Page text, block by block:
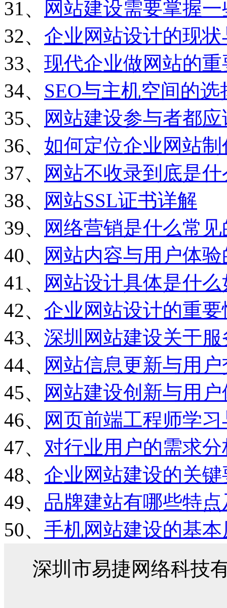
31、
网站建设需要掌握
32、 企业网站设计的现
33、 现代企业做网站的重
34、 SEO与主机空间的选
35、
网站建设参与者都
36、 如何定位企业网站
37、
网站不收录到底是
38、
网站SSL证书详解
39、
网络营销是什么常
40、
网站内容与用户体
41、
网站设计具体是什
42、 企业网站设计的重要
43、 深圳网站建设关于
44、
网站信息更新与用
45、
网站建设创新与用
46、
网页前端工程师学
47、 对行业用户的需求
48、 企业网站建设的关
49、 品牌建站有哪些特
50、 手机网站建设的基本
深圳市易捷网络科